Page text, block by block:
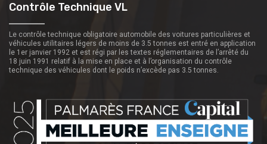
Contrôle Technique VL
Le contrôle technique obligatoire automobile des voitures particulières et
véhicules utilitaires légers de moins de 3.5 tonnes est entré en application
le 1er janvier 1992 et est régi par les textes réglementaires de l’arrêté du
18 juin 1991 relatif à la mise en place et à l’organisation du contrôle
technique des véhicules dont le poids n’excède pas 3.5 tonnes.